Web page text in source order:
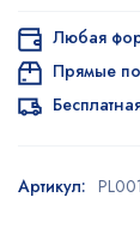
Любая
Прямые
Артикул: